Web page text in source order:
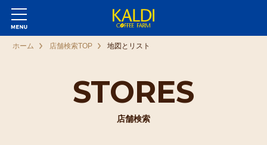
STORES
店舗検索
ホーム 店舗検索TOP 地図とリスト